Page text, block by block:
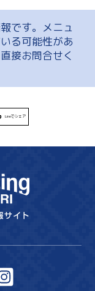
です。メニュ
る可能性があ
接お問合せく
Lineでシェア